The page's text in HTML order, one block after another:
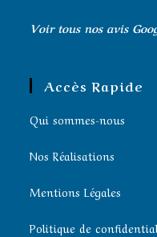
Voir tous nos avis
Accès Rapide
Qui sommes-nous
Nos Réalisations
Mentions Légales
Politique de